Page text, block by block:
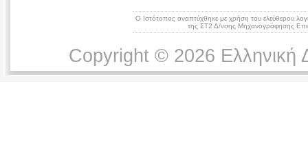
Ο Ιστότοπος αναπτύχθηκε με χρήση του ελεύθερου
της ΣΤ2 Δ/νσης Μηχανογράφησης
Copyright © 2026